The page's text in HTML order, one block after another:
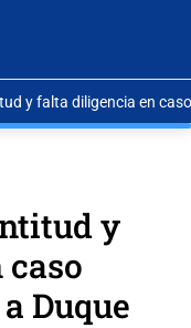
y falta diligencia en
y
Duque